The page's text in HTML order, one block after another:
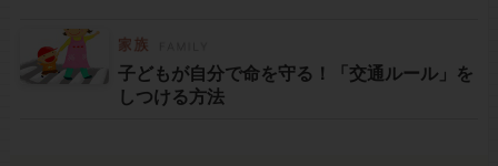
子どもが自分で命を守る！「交通ルール」を
しつける方法